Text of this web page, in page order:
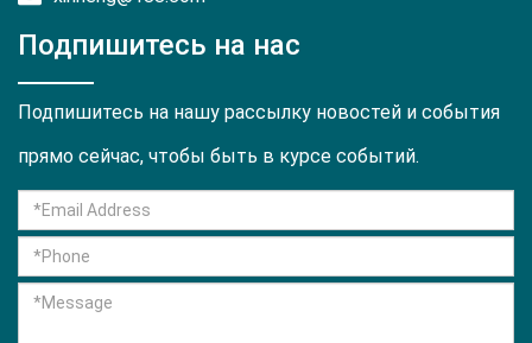
Подпишитесь на нас
Подпишитесь на нашу рассылку новостей и события
прямо сейчас, чтобы быть в курсе событий.